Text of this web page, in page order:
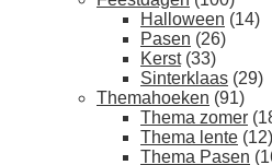
Halloween (14)
Pasen (26)
Kerst (33)
Sinterklaas (29)
Themahoeken (91)
Thema zomer
Thema lente (12)
Thema Pasen